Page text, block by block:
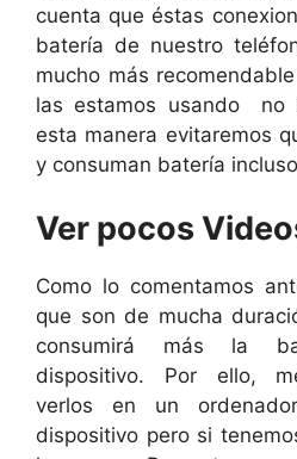
cuenta que éstas
batería de nuestro
mucho más
las estamos usando no
esta manera evitaremos
y consuman batería
Ver pocos
Como lo comentamos
que son de mucha
consumirá más la
dispositivo. Por ello,
verlos en un
dispositivo pero si